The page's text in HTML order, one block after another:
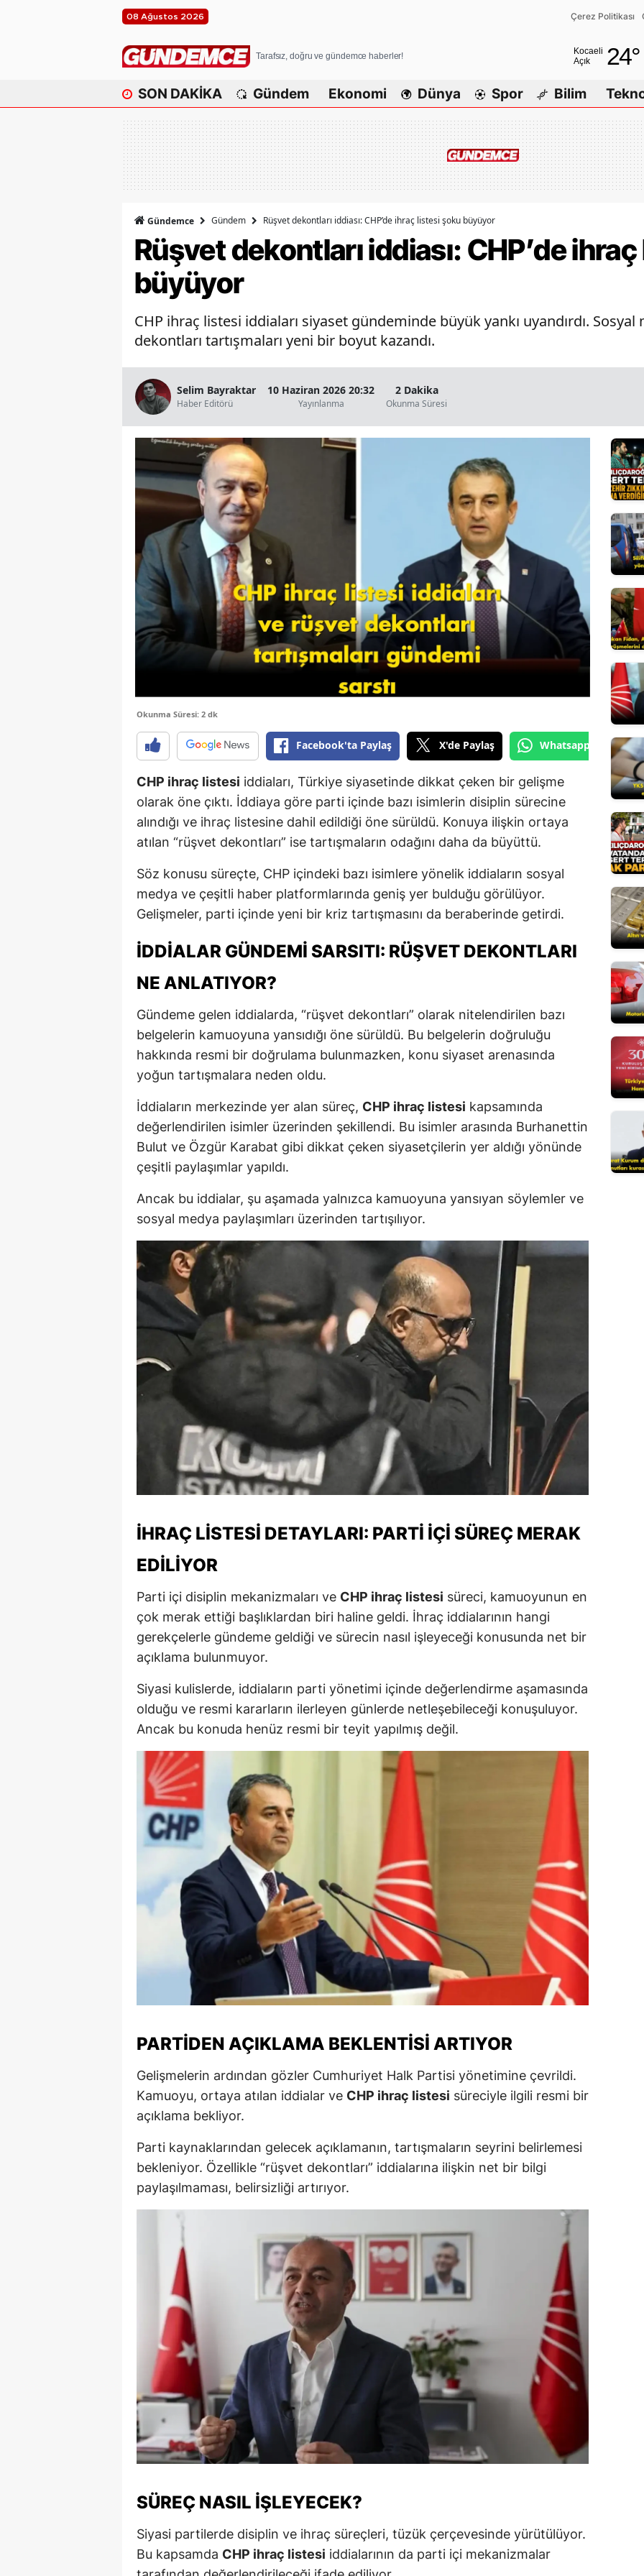
08 Ağustos 2026 Çerez Politikası
Tarafsız, doğru ve gündemce haberler!
Kocaeli
Açık
24°
Ağrı
Amasya
Ankara
Artvin
Bingöl
Bolu
Burdur
Bursa
Çanakkale
Çankırı
Çorum
Denizli
Diyarbakır
Edirne
Elazığ
Erzincan
Erzurum
Eskişehir
Gaziantep
Giresun
Hakkari
Hatay
Mersin
İstanbul
İzmir
Kırklareli
Konya
Tekirdağ
Uşak
Van
Düzce
SON DAKİKA Gündem Ekonomi Dünya Spor Bilim
Gündemce Gündem Rüşvet dekontları iddiası: CHP’de ihraç listesi şoku büyüyor
Rüşvet dekontları iddiası: CHP’de
büyüyor
CHP ihraç listesi iddiaları siyaset gündeminde büyük yankı uyandırdı. Sosyal
dekontları tartışmaları yeni bir boyut kazandı.
Selim Bayraktar
Haber Editörü
10 Haziran 2026 20:32
Yayınlanma
2 Dakika
Okunma Süresi
Okunma Süresi: 2 dk
Facebook'ta Paylaş X'de Paylaş Whatsapp'tan
CHP ihraç listesi iddiaları, Türkiye siyasetinde dikkat çeken bir gelişme
olarak öne çıktı. İddiaya göre parti içinde bazı isimlerin disiplin sürecine
alındığı ve ihraç listesine dahil edildiği öne sürüldü. Konuya ilişkin ortaya
atılan “rüşvet dekontları” ise tartışmaların odağını daha da büyüttü.
Söz konusu süreçte, CHP içindeki bazı isimlere yönelik iddiaların sosyal
medya ve çeşitli haber platformlarında geniş yer bulduğu görülüyor.
Gelişmeler, parti içinde yeni bir kriz tartışmasını da beraberinde getirdi.
İDDİALAR GÜNDEMİ SARSITI: RÜŞVET DEKONTLARI
NE ANLATIYOR?
Gündeme gelen iddialarda, “rüşvet dekontları” olarak nitelendirilen bazı
belgelerin kamuoyuna yansıdığı öne sürüldü. Bu belgelerin doğruluğu
hakkında resmi bir doğrulama bulunmazken, konu siyaset arenasında
yoğun tartışmalara neden oldu.
İddiaların merkezinde yer alan süreç, CHP ihraç listesi kapsamında
değerlendirilen isimler üzerinden şekillendi. Bu isimler arasında Burhanettin
Bulut ve Özgür Karabat gibi dikkat çeken siyasetçilerin yer aldığı yönünde
çeşitli paylaşımlar yapıldı.
Ancak bu iddialar, şu aşamada yalnızca kamuoyuna yansıyan söylemler ve
sosyal medya paylaşımları üzerinden tartışılıyor.
İHRAÇ LİSTESİ DETAYLARI: PARTİ İÇİ SÜREÇ MERAK
EDİLİYOR
Parti içi disiplin mekanizmaları ve CHP ihraç listesi süreci, kamuoyunun en
çok merak ettiği başlıklardan biri haline geldi. İhraç iddialarının hangi
gerekçelerle gündeme geldiği ve sürecin nasıl işleyeceği konusunda net bir
açıklama bulunmuyor.
Siyasi kulislerde, iddiaların parti yönetimi içinde değerlendirme aşamasında
olduğu ve resmi kararların ilerleyen günlerde netleşebileceği konuşuluyor.
Ancak bu konuda henüz resmi bir teyit yapılmış değil.
PARTİDEN AÇIKLAMA BEKLENTİSİ ARTIYOR
Gelişmelerin ardından gözler Cumhuriyet Halk Partisi yönetimine çevrildi.
Kamuoyu, ortaya atılan iddialar ve CHP ihraç listesi süreciyle ilgili resmi bir
açıklama bekliyor.
Parti kaynaklarından gelecek açıklamanın, tartışmaların seyrini belirlemesi
bekleniyor. Özellikle “rüşvet dekontları” iddialarına ilişkin net bir bilgi
paylaşılmaması, belirsizliği artırıyor.
SÜREÇ NASIL İŞLEYECEK?
Siyasi partilerde disiplin ve ihraç süreçleri, tüzük çerçevesinde yürütülüyor.
Bu kapsamda CHP ihraç listesi iddialarının da parti içi mekanizmalar